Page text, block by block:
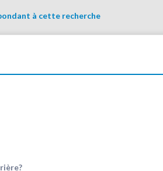
à cette recherche